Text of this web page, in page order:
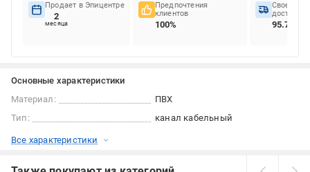
Продает в Эпицентре
2
месяца
Предпочтения
клиентов
100%
доставок
95.74%
Основные характеристики
Материал:
ПВХ
Тип:
канал кабельный
Все характеристики